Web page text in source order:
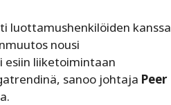
luottamushenkilöiden kanssa
nousi
liiketoimintaan
sanoo johtaja Peer